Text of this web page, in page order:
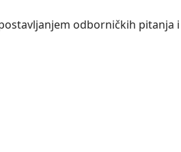
odborničkih pitanja